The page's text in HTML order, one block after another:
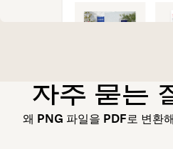
자주 묻는
왜 PNG 파일을 PDF로 변환